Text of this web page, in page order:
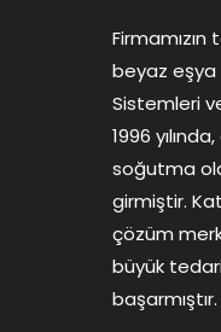
Firmamızın
beyaz eşya
Sistemleri
1996
soğutma
girmiştir.
çözüm
büyük
başarmıştır.